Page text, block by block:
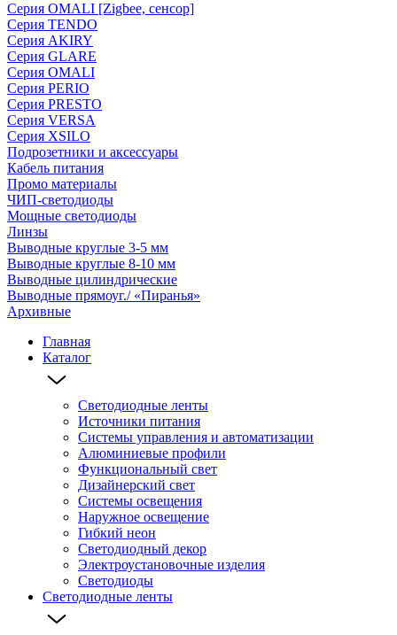
Серия OMALI [Zigbee, сенсор]
Серия TENDO
Серия AKIRY
Серия GLARE
Серия OMALI
Серия PERIO
Серия PRESTO
Серия VERSA
Серия XSILO
Подрозетники и аксессуары
Кабель питания
Промо материалы
ЧИП-светодиоды
Мощные светодиоды
Линзы
Выводные круглые 3-5 мм
Выводные круглые 8-10 мм
Выводные цилиндрические
Выводные прямоуг./ «Пиранья»
Архивные
Главная
Каталог
Светодиодные ленты
Источники питания
Системы управления и автоматизации
Алюминиевые профили
Функциональный свет
Дизайнерский свет
Системы освещения
Наружное освещение
Гибкий неон
Светодиодный декор
Электроустановочные изделия
Светодиоды
Светодиодные ленты